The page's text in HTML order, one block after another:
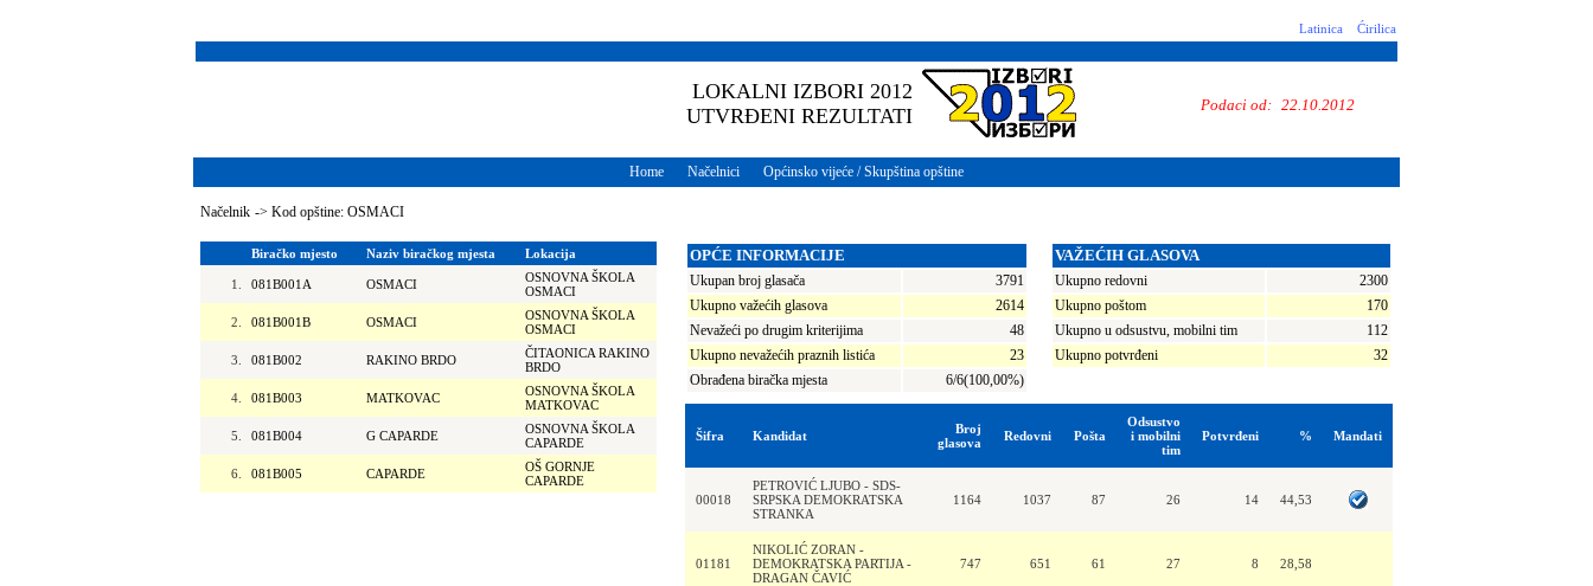
Latinica Ćirilica
LOKALNI IZBORI 2012
UTVRĐENI REZULTATI
Podaci od: 22.10.2012
Home Načelnici Općinsko vijeće / Skupština opštine
Načelnik -> Kod opštine: OSMACI
Biračko mjesto Naziv biračkog mjesta Lokacija
1. 081B001A OSMACI
OSNOVNA ŠKOLA
OSMACI
2. 081B001B OSMACI
OSNOVNA ŠKOLA
OSMACI
3. 081B002 RAKINO BRDO
ČITAONICA RAKINO
BRDO
4. 081B003 MATKOVAC
OSNOVNA ŠKOLA
MATKOVAC
5. 081B004 G CAPARDE
OSNOVNA ŠKOLA
CAPARDE
6. 081B005 CAPARDE
OŠ GORNJE
CAPARDE
OPĆE INFORMACIJE
Ukupan broj glasača
3791
Ukupno važećih glasova
2614
Nevažeći po drugim kriterijima
48
Ukupno nevažećih praznih listića
23
Obrađena biračka mjesta
6/6(100,00%)
VAŽEĆIH GLASOVA
Ukupno redovni
2300
Ukupno poštom
170
Ukupno u odsustvu, mobilni tim
112
Ukupno potvrđeni
32
Šifra Kandidat
Broj
glasova
Redovni Pošta
Odsustvo
i mobilni
tim
Potvrđeni % Mandati
00018
PETROVIĆ LJUBO - SDS-
SRPSKA DEMOKRATSKA
STRANKA
1164 1037 87 26 14 44,53
01181
NIKOLIĆ ZORAN -
DEMOKRATSKA PARTIJA -
DRAGAN ČAVIĆ
747 651 61 27 8 28,58